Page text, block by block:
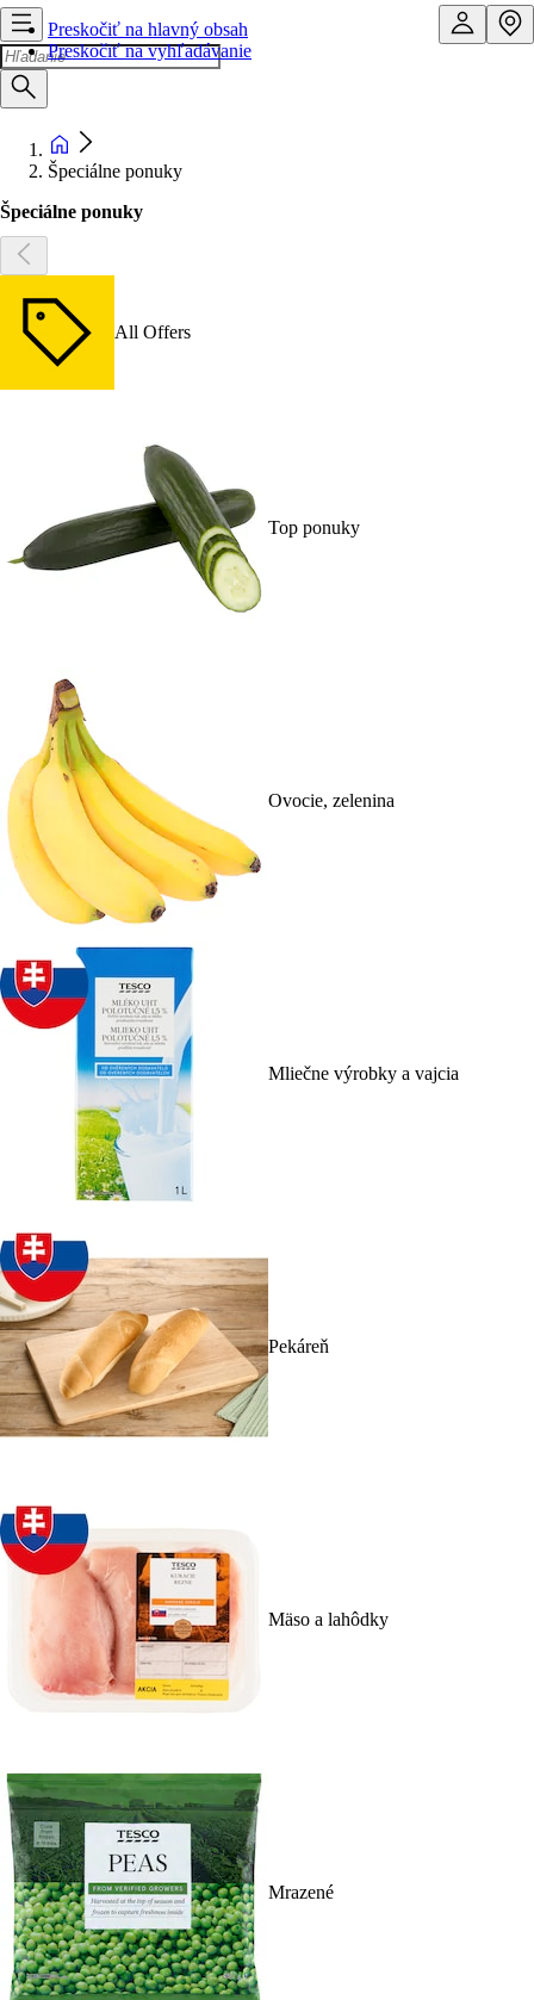
Preskočiť na hlavný obsah
Preskočiť na vyhľadávanie
Špeciálne ponuky
Špeciálne ponuky
All Offers
Top ponuky
Ovocie, zelenina
Mliečne výrobky a vajcia
Pekáreň
Mäso a lahôdky
Mrazené